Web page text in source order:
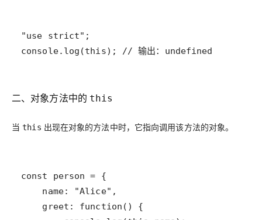
console.log(this); // 输出：undefined
二、对象方法中的 this
当this 出现在对象的方法中时，它指向调用该方法的对象。